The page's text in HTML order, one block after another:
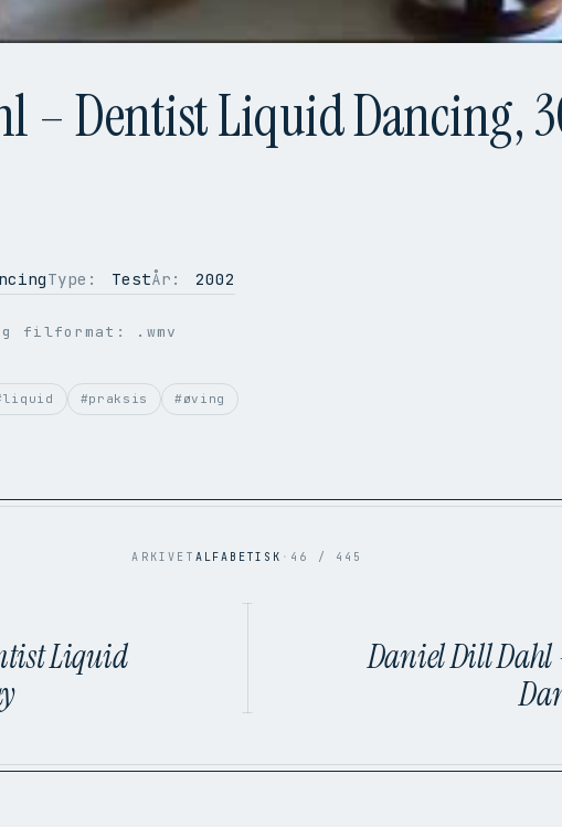
– Dentist Liquid Dancing,
Type: TestÅr: 2002
filformat: .wmv
#praksis #øving
ARKIVET ALFABETISK · 46 / 445
Liquid
Daniel Dill